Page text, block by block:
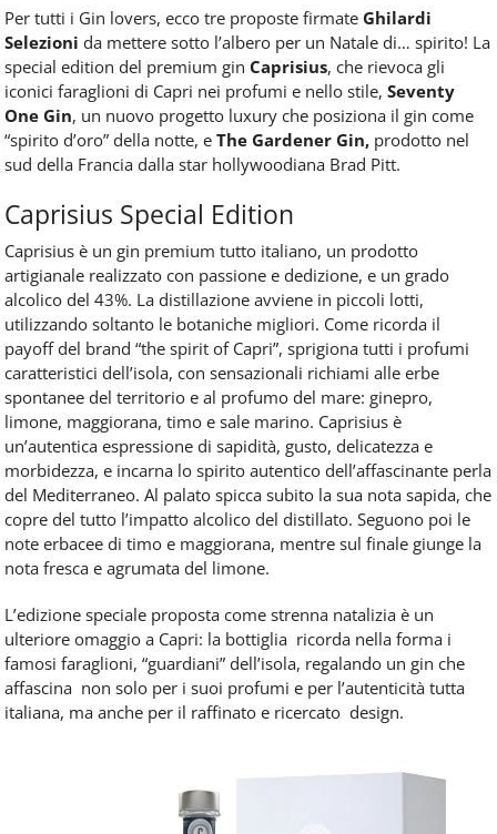
Per tutti i Gin lovers, ecco tre proposte firmate Ghilardi
Selezioni da mettere sotto l’albero per un Natale di… spirito! La
special edition del premium gin Caprisius, che rievoca gli
iconici faraglioni di Capri nei profumi e nello stile, Seventy
One Gin, un nuovo progetto luxury che posiziona il gin come
“spirito d’oro” della notte, e The Gardener Gin, prodotto nel
sud della Francia dalla star hollywoodiana Brad Pitt.
Caprisius Special Edition
Caprisius è un gin premium tutto italiano, un prodotto
artigianale realizzato con passione e dedizione, e un grado
alcolico del 43%. La distillazione avviene in piccoli lotti,
utilizzando soltanto le botaniche migliori. Come ricorda il
payoff del brand “the spirit of Capri”, sprigiona tutti i profumi
caratteristici dell’isola, con sensazionali richiami alle erbe
spontanee del territorio e al profumo del mare: ginepro,
limone, maggiorana, timo e sale marino. Caprisius è
un’autentica espressione di sapidità, gusto, delicatezza e
morbidezza, e incarna lo spirito autentico dell’affascinante perla
del Mediterraneo. Al palato spicca subito la sua nota sapida, che
copre del tutto l’impatto alcolico del distillato. Seguono poi le
note erbacee di timo e maggiorana, mentre sul finale giunge la
nota fresca e agrumata del limone.
L’edizione speciale proposta come strenna natalizia è un
ulteriore omaggio a Capri: la bottiglia ricorda nella forma i
famosi faraglioni, “guardiani” dell’isola, regalando un gin che
affascina non solo per i suoi profumi e per l’autenticità tutta
italiana, ma anche per il raffinato e ricercato design.